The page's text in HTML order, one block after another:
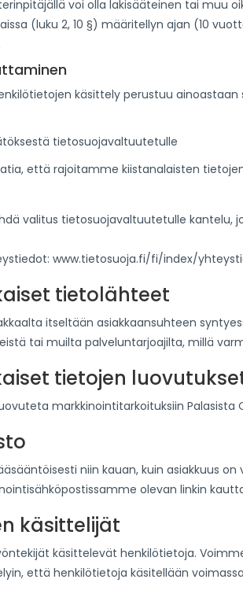
voi olla lakisääteinen tai muu
(luku 2, 10 §) määritellyn ajan (10
käsittely perustuu
tietosuojavaltuutetulle
että rajoitamme kiistanalaisten
valitus tietosuojavaltuutetulle
www.tietosuoja.fi/fi/index/
tietolähteet
itseltään asiakkaansuhteen
tai muilta palveluntarjoajilta, millä
tietojen
markkinointitarkoituksiin Palasista
niin kauan, kuin asiakkuus
olevan linkin
käsittelijät
käsittelevät henkilötietoja.
että henkilötietoja käsitellään